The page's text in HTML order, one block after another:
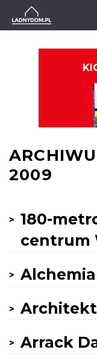
2009
180-
centrum
Arrack